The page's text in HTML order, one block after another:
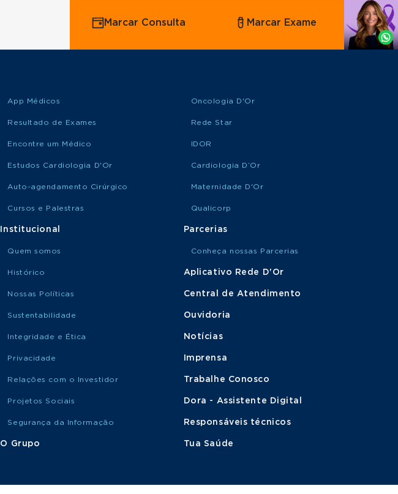
Agende
Whatsapp
Marcar Consulta Marcar Exame
App Médicos
Resultado de Exames
Encontre um Médico
Estudos Cardiologia D'Or
Auto-agendamento Cirúrgico
Cursos e Palestras
Institucional
Quem somos
Histórico
Nossas Políticas
Sustentabilidade
Integridade e Ética
Privacidade
Relações com o Investidor
Projetos Sociais
Segurança da Informação
O Grupo
Oncologia D'Or
Rede Star
IDOR
Cardiologia D’Or
Maternidade D'Or
Qualicorp
Parcerias
Conheça nossas Parcerias
Aplicativo Rede D'Or
Central de Atendimento
Ouvidoria
Notícias
Imprensa
Trabalhe Conosco
Dora - Assistente Digital
Responsáveis técnicos
Tua Saúde